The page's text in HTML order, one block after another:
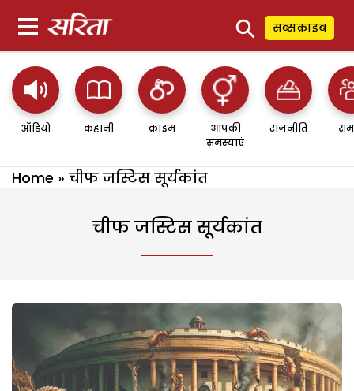
⚲ सब्सक्राइब
ऑडियो कहानी क्राइम
आपकी
समस्याएं
राजनीति
Home » चीफ जस्टिस सूर्यकांत
चीफ जस्टिस सूर्यकांत